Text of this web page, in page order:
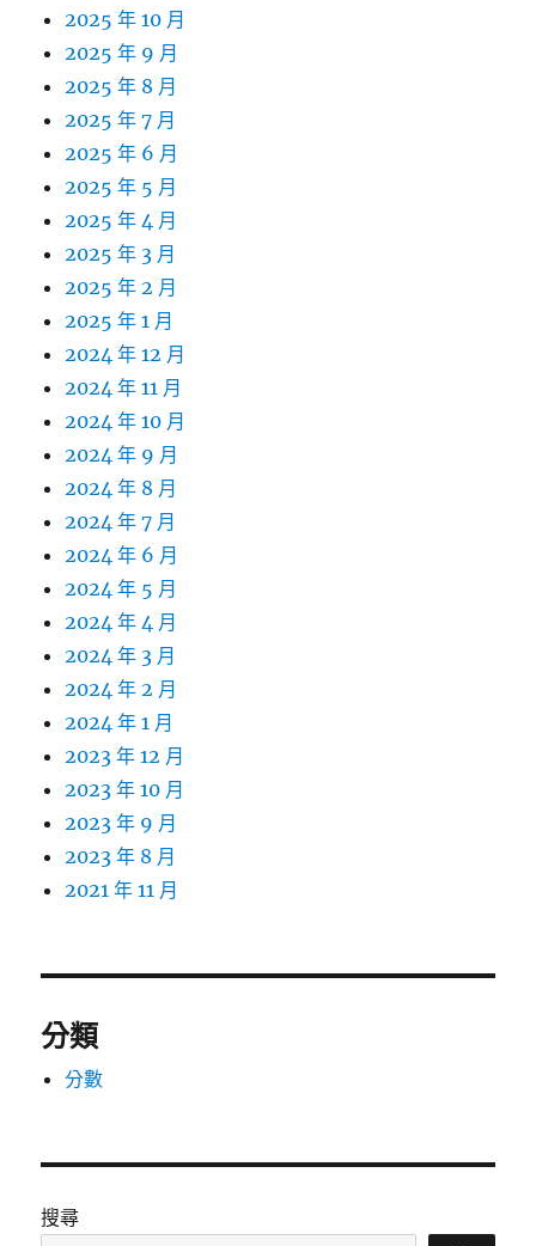
2025 年 10 月
2025 年 9 月
2025 年 8 月
2025 年 7 月
2025 年 6 月
2025 年 5 月
2025 年 4 月
2025 年 3 月
2025 年 2 月
2025 年 1 月
2024 年 12 月
2024 年 11 月
2024 年 10 月
2024 年 9 月
2024 年 8 月
2024 年 7 月
2024 年 6 月
2024 年 5 月
2024 年 4 月
2024 年 3 月
2024 年 2 月
2024 年 1 月
2023 年 12 月
2023 年 10 月
2023 年 9 月
2023 年 8 月
2021 年 11 月
分類
分數
搜尋